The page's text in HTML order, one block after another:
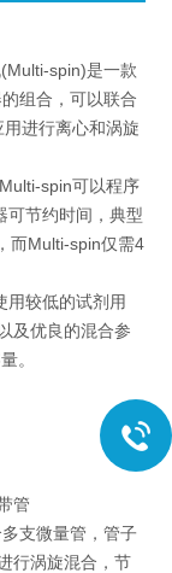
spin)是一款
组合，可以联合
进行离心和涡旋
spin可以程序
可节约时间，典型
而Multi-spin仅需4
较低的试剂用
及优良的混合参
。
管
支微量管，管子
行涡旋混合，节